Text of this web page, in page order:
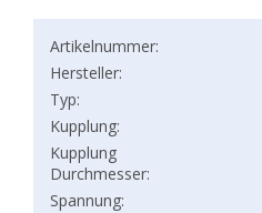
Artikelnummer:
Hersteller:
Typ:
Kupplung:
Kupplung
Durchmesser:
Spannung: